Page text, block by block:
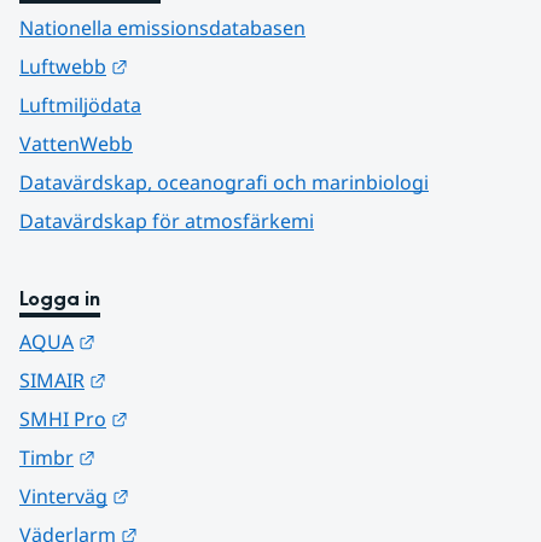
Nationella emissionsdatabasen
Luftwebb
Luftmiljödata
VattenWebb
Datavärdskap, oceanografi och marinbiologi
Datavärdskap för atmosfärkemi
Logga in
AQUA
SIMAIR
SMHI Pro
Timbr
Vinterväg
Väderlarm